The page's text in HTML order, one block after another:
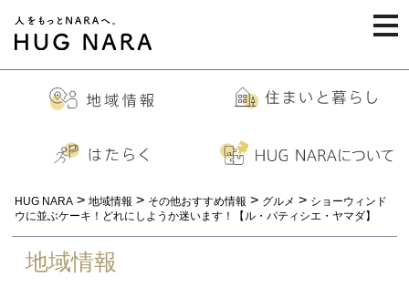
HUG NARA > 地域情報 > その他おすすめ情報 > グルメ > ショーウィンド
ウに並ぶケーキ！どれにしようか迷います！【ル・パティシエ・ヤマダ】
地域情報